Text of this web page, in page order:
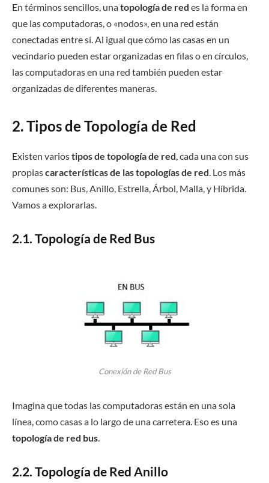
En términos sencillos, unatopología de red es la forma en
que las computadoras, o «nodos», en una red están
conectadas entre sí. Al igual que cómo las casas en un
vecindario pueden estar organizadas en filas o en círculos,
las computadoras en una red también pueden estar
organizadas de diferentes maneras.
2. Tipos de Topología de Red
Existen variostipos de topología de red, cada una con sus
propiascaracterísticas de las topologías de red. Los más
comunes son: Bus, Anillo, Estrella, Árbol, Malla, y Híbrida.
Vamos a explorarlas.
2.1. Topología de Red Bus
Conexión de Red Bus
Imagina que todas las computadoras están en una sola
línea, como casas a lo largo de una carretera. Eso es una
topología de red bus.
2.2. Topología de Red Anillo